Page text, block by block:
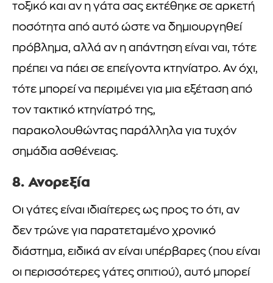
τοξικό και αν η γάτα σας εκτέθηκε σε αρκετή
ποσότητα από αυτό ώστε να δημιουργηθεί
πρόβλημα, αλλά αν η απάντηση είναι ναι, τότε
πρέπει να πάει σε επείγοντα κτηνίατρο. Αν όχι,
τότε μπορεί να περιμένει για μια εξέταση από
τον τακτικό κτηνίατρό της,
παρακολουθώντας παράλληλα για τυχόν
σημάδια ασθένειας.
8. Ανορεξία
Οι γάτες είναι ιδιαίτερες ως προς το ότι, αν
δεν τρώνε για παρατεταμένο χρονικό
διάστημα, ειδικά αν είναι υπέρβαρες (που είναι
οι περισσότερες γάτες σπιτιού), αυτό μπορεί